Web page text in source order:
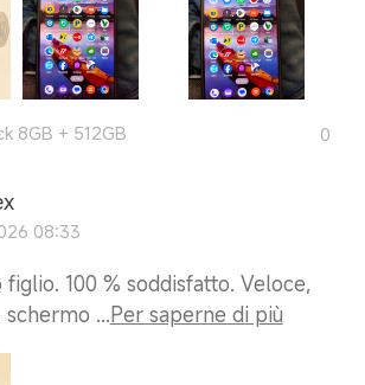
8GB + 512GB 0
08:33
100 % soddisfatto. Veloce,
...Per saperne di più